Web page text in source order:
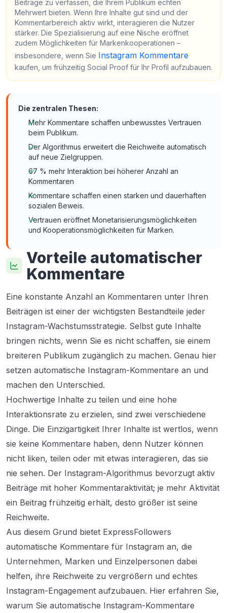
Beiträge zu verfassen, die Ihrem Publikum echten
Mehrwert bieten. Wenn Ihre Inhalte gut sind und der
Kommentarbereich aktiv wirkt, interagieren die Nutzer
stärker. Die Spezialisierung auf eine Nische eröffnet
zudem Möglichkeiten für Markenkooperationen –
insbesondere, wenn Sie Instagram Kommentare
kaufen, um frühzeitig Social Proof für Ihr Profil aufzubauen.
Die zentralen Thesen:
Mehr Kommentare schaffen unbewusstes Vertrauen
beim Publikum.
Der Algorithmus erweitert die Reichweite automatisch
auf neue Zielgruppen.
67 % mehr Interaktion bei höherer Anzahl an
Kommentaren
Kommentare schaffen einen starken und dauerhaften
sozialen Beweis.
Vertrauen eröffnet Monetarisierungsmöglichkeiten
und Kooperationsmöglichkeiten für Marken.
Vorteile automatischer
Kommentare
Eine konstante Anzahl an Kommentaren unter Ihren
Beiträgen ist einer der wichtigsten Bestandteile jeder
Instagram-Wachstumsstrategie. Selbst gute Inhalte
bringen nichts, wenn Sie es nicht schaffen, sie einem
breiteren Publikum zugänglich zu machen. Genau hier
setzen automatische Instagram-Kommentare an und
machen den Unterschied.
Hochwertige Inhalte zu teilen und eine hohe
Interaktionsrate zu erzielen, sind zwei verschiedene
Dinge. Die Einzigartigkeit Ihrer Inhalte ist wertlos, wenn
sie keine Kommentare haben, denn Nutzer können
nicht liken, teilen oder mit etwas interagieren, das sie
nie sehen. Der Instagram-Algorithmus bevorzugt aktiv
Beiträge mit hoher Kommentaraktivität; je mehr Aktivität
ein Beitrag frühzeitig erhält, desto größer ist seine
Reichweite.
Aus diesem Grund bietet ExpressFollowers
automatische Kommentare für Instagram an, die
Unternehmen, Marken und Einzelpersonen dabei
helfen, ihre Reichweite zu vergrößern und echtes
Instagram-Engagement aufzubauen. Hier erfahren Sie,
warum Sie automatische Instagram-Kommentare